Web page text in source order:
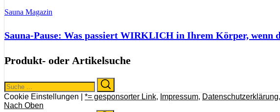
Sauna Magazin
Sauna-Pause: Was passiert WIRKLICH in Ihrem Körper, wenn
Produkt- oder Artikelsuche
Search
for:
Cookie Einstellungen | *= gesponsorter Link, Impressum, Datenschutzerklärung,
Nach Oben